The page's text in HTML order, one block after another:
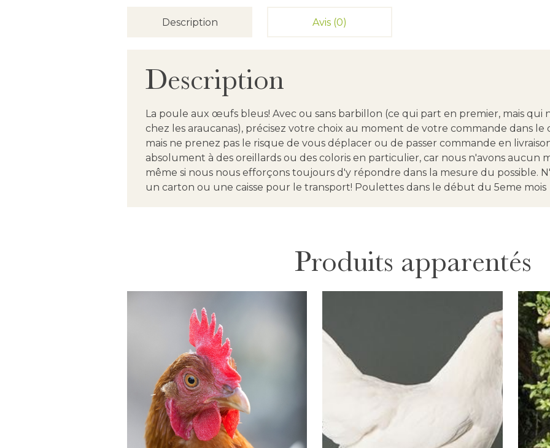
Description Avis (0)
Description
La poule aux œufs bleus! Avec ou sans barbillon (ce qui part en premier, mais qui
chez les araucanas), précisez votre choix au moment de votre commande dans le
mais ne prenez pas le risque de vous déplacer ou de passer commande en
absolument à des oreillards ou des coloris en particulier, car nous n'avons aucun
même si nous nous efforçons toujours d'y répondre dans la mesure du possible.
un carton ou une caisse pour le transport! Poulettes dans le début du 5eme mois
Produits apparentés